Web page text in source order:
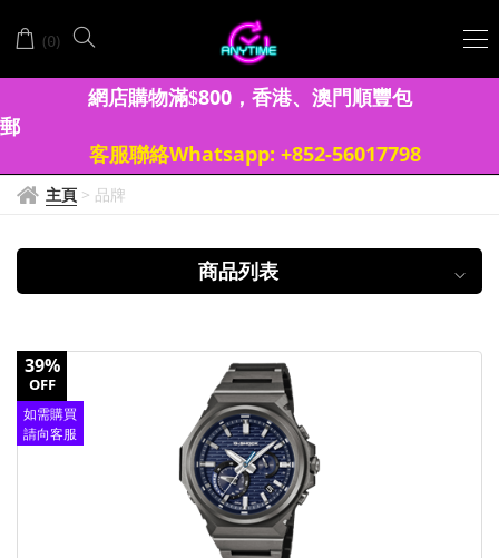
DEMAS
AGUAR
(0)
網店購物滿$800， 香港、澳門順豐包
郵
客服聯絡Whatsapp: +852-56017798
主頁 > 品牌
商品列表
39%
OFF
如需購買
請向客服